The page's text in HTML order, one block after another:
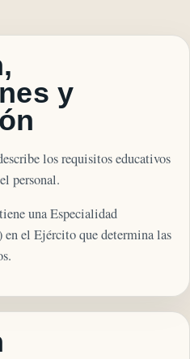
y
los requisitos educativos
personal.
una Especialidad
el Ejército que determina las